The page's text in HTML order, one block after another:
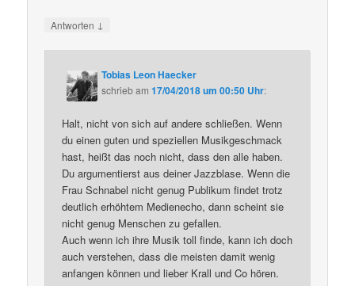
Antworten ↓
Tobias Leon Haecker
schriebam17/04/2018 um 00:50 Uhr:
Halt, nicht von sich auf andere schließen. Wenn
du einen guten und speziellen Musikgeschmack
hast, heißt das noch nicht, dass den alle haben.
Du argumentierst aus deiner Jazzblase. Wenn die
Frau Schnabel nicht genug Publikum findet trotz
deutlich erhöhtem Medienecho, dann scheint sie
nicht genug Menschen zu gefallen.
Auch wenn ich ihre Musik toll finde, kann ich doch
auch verstehen, dass die meisten damit wenig
anfangen können und lieber Krall und Co hören.